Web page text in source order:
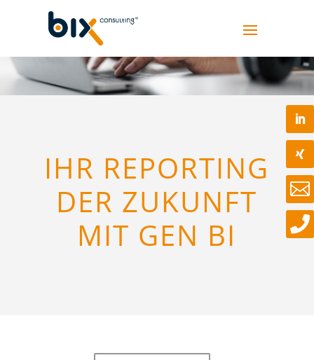
IHR REPORTING
DER ZUKUNFT
MIT GEN BI

